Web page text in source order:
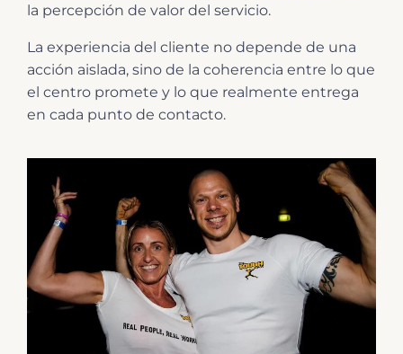
la percepción de valor del servicio.
La experiencia del cliente no depende de una
acción aislada, sino de la coherencia entre lo que
el centro promete y lo que realmente entrega
en cada punto de contacto.